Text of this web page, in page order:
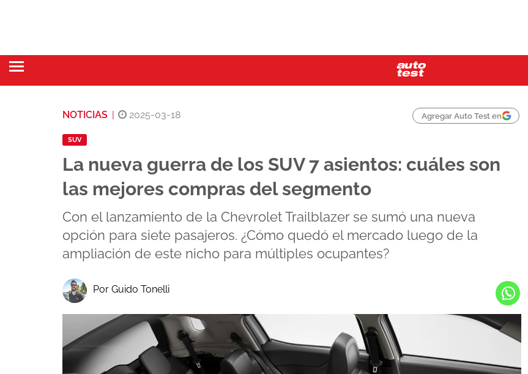
NOTICIAS 2025-03-18 Agregar Auto Test en
SUV
La nueva guerra de los SUV 7 asientos: cuáles son
las mejores compras del segmento
Con el lanzamiento de la Chevrolet Trailblazer se sumó una nueva
opción para siete pasajeros. ¿Cómo quedó el mercado luego de la
ampliación de este nicho para múltiples ocupantes?
Por Guido Tonelli